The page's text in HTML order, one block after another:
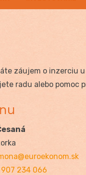
záujem o inzerciu
radu alebo pomoc
234 066